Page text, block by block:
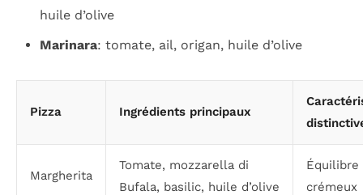
huile d’olive
Marinara: tomate, ail, origan, huile d’olive
Pizza Ingrédients principaux
Margherita
Tomate, mozzarella di
Bufala, basilic, huile d’olive
Équilibre
crémeux